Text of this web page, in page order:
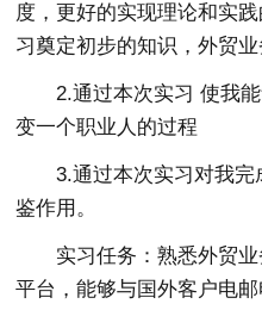
度，更好的实现理论和实
习奠定初步的知识，外贸业
2.通过本次实习 使我
变一个职业人的过程
3.通过本次实习对我
鉴作用。
实习任务：熟悉外贸
平台，能够与国外客户电